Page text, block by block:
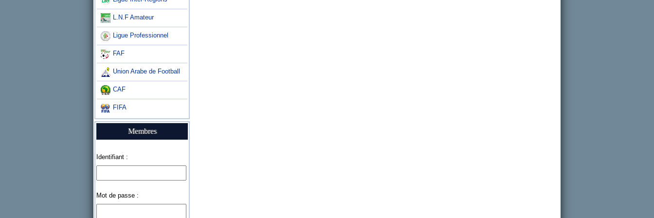
L.N.F Amateur
Ligue Professionnel
FAF
Union Arabe de Football
CAF
FIFA
Membres
Identifiant :
Mot de passe :